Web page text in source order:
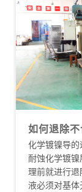
如何退除
化学镀镍导的
耐蚀化学镀
理前就进行
液必须对基